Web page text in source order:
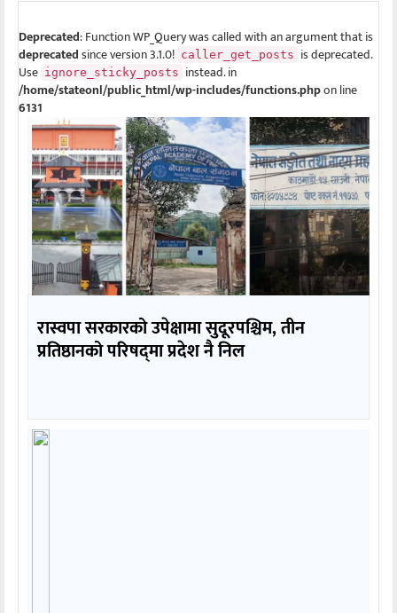
Deprecated: Function WP_Query was called with an argument that is
deprecatedsince version 3.1.0! caller_get_posts is deprecated.
Use ignore_sticky_posts instead. in
/home/stateonl/public_html/wp-includes/functions.phpon line
6131
रास्वपा सरकारको उपेक्षामा सुदूरपश्चिम, तीन
प्रतिष्ठानको परिषद्‌मा प्रदेश नै निल